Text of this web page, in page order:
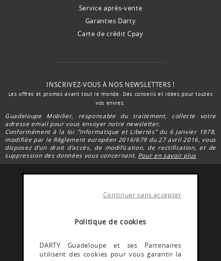
Politique de cookies
Continuer sans accepter
DARTY Guadeloupe et ses Partenaires
utilisent des cookies pour vous garantir la
Service après-vente
Garanties Darty
Carte de crédit Cpay
INSCRIVEZ-VOUS À NOS NEWSLETTERS !
Les offres et promos avant tout le monde. Des conseils et idées pour toutes
vos envies.
Guadeloupe Mobilier, responsable du traitement, collecte votre
adresse email pour vous envoyer notre newsletter.
Conformément à la loi "Informatique et Libertés” du 6 Janvier 1978,
modifiée par le Règlement européen 2016/679 du 27 avril 2016, vous
disposez d’un droit d’accès, de modification, de rectification, et de
suppression des données vous concernant. Pour en savoir plus
FACEBOOK DARTY
Rejoignez la communauté Darty Guadeloupe
INSTAGRAM DARTY